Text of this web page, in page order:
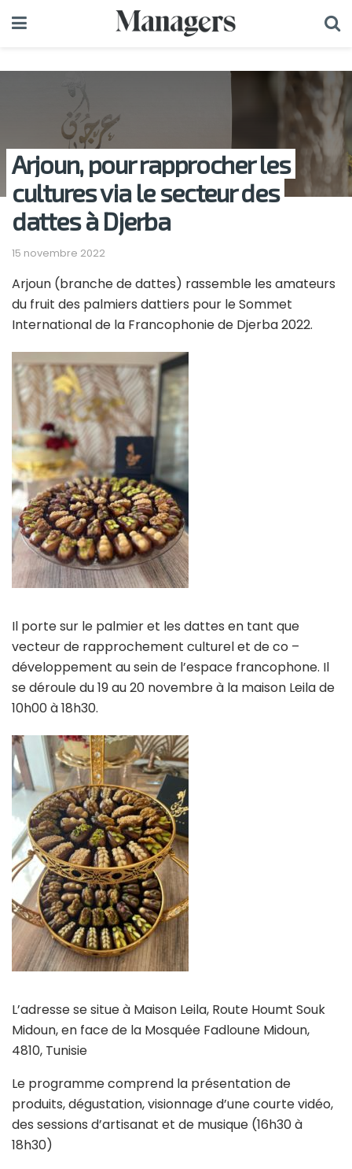
Arjoun, pour rapprocher les
cultures via le secteur des
dattes à Djerba
15 novembre 2022
Arjoun (branche de dattes) rassemble les amateurs
du fruit des palmiers dattiers pour le Sommet
International de la Francophonie de Djerba 2022.
Il porte sur le palmier et les dattes en tant que
vecteur de rapprochement culturel et de co –
développement au sein de l’espace francophone. Il
se déroule du 19 au 20 novembre à la maison Leila de
10h00 à 18h30.
L’adresse se situe à Maison Leila, Route Houmt Souk
Midoun, en face de la Mosquée Fadloune Midoun,
4810, Tunisie
Le programme comprend la présentation de
produits, dégustation, visionnage d’une courte vidéo,
des sessions d’artisanat et de musique (16h30 à
18h30)